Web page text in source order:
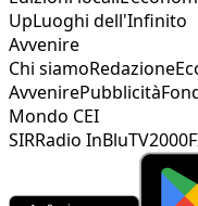
UpLuoghi dell'Infinito
Avvenire
Chi siamoRedazione
AvvenirePubblicità
Mondo CEI
SIRRadio InBluTV2000